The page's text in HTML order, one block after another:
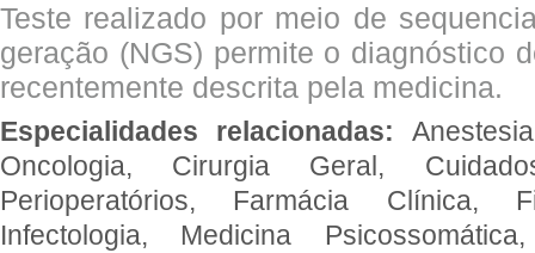
Teste realizado por meio de
geração (NGS) permite o diagnóstico
recentemente descrita pela medicina.
Especialidades relacionadas:
Oncologia, Cirurgia Geral,
Perioperatórios, Farmácia Clínica,
Infectologia, Medicina